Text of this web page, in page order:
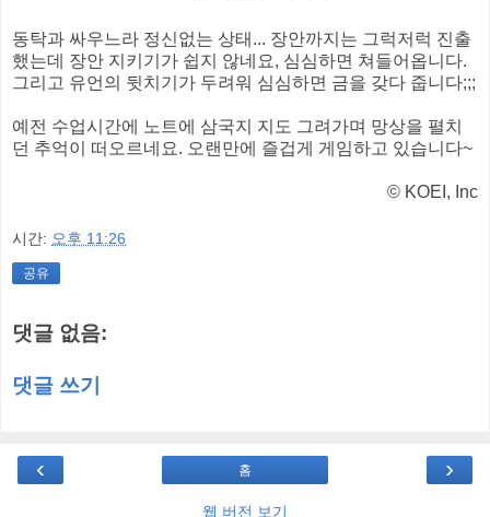
동탁과 싸우느라 정신없는 상태... 장안까지는 그럭저럭 진출
했는데 장안 지키기가 쉽지 않네요, 심심하면 쳐들어옵니다.
그리고 유언의 뒷치기가 두려워 심심하면 금을 갖다 줍니다;;;
예전 수업시간에 노트에 삼국지 지도 그려가며 망상을 펼치
던 추억이 떠오르네요. 오랜만에 즐겁게 게임하고 있습니다~
© KOEI, Inc
시간: 오후 11:26
공유
댓글 없음:
댓글 쓰기
‹ ›
홈
웹 버전 보기